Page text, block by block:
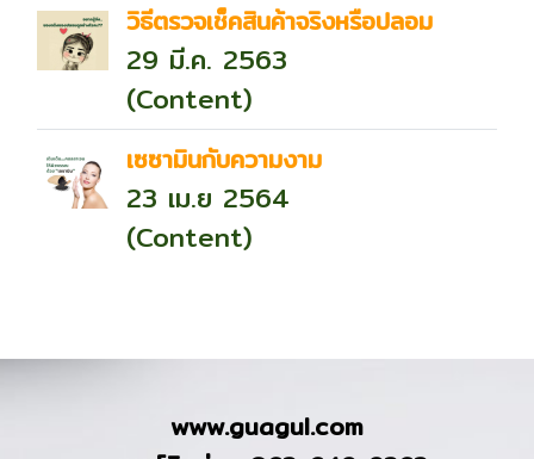
วิธีตรวจเช็คสินค้าจริงหรือปลอม
29 มี.ค. 2563
(Content)
เซซามินกับความงาม
23 เม.ย 2564
(Content)
www.guagul.com